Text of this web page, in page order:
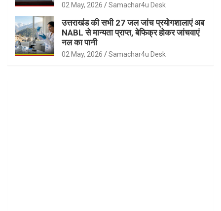
02 May, 2026 Samachar4u Desk
उत्तराखंड की सभी 27 जल जांच प्रयोगशालाएं अब
NABL से मान्यता प्राप्त, बेफिक्र होकर जांचवाएं
नल का पानी
02 May, 2026 Samachar4u Desk